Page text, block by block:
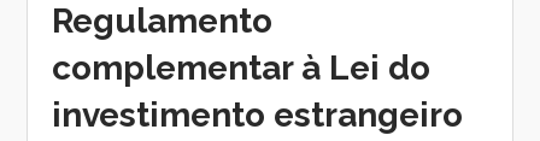
Regulamento
complementar à Lei do
investimento estrangeiro